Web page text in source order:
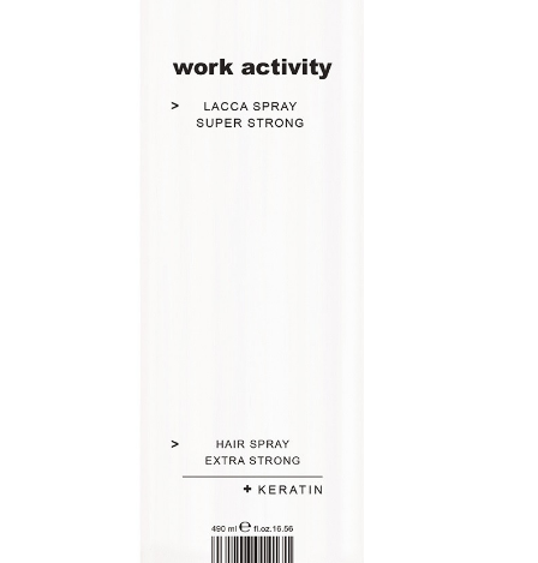
ПОЛИТИКА И УСЛОВИ ЗА КОРИСТЕЊЕ